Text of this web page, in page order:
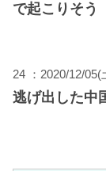
で起こりそう
24 ：2020/12/
逃げ出した中